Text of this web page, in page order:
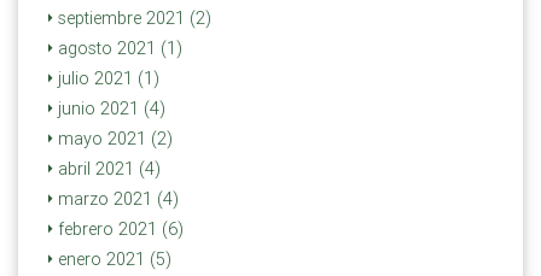
septiembre 2021 (2)
agosto 2021 (1)
julio 2021 (1)
junio 2021 (4)
mayo 2021 (2)
abril 2021 (4)
marzo 2021 (4)
febrero 2021 (6)
enero 2021 (5)